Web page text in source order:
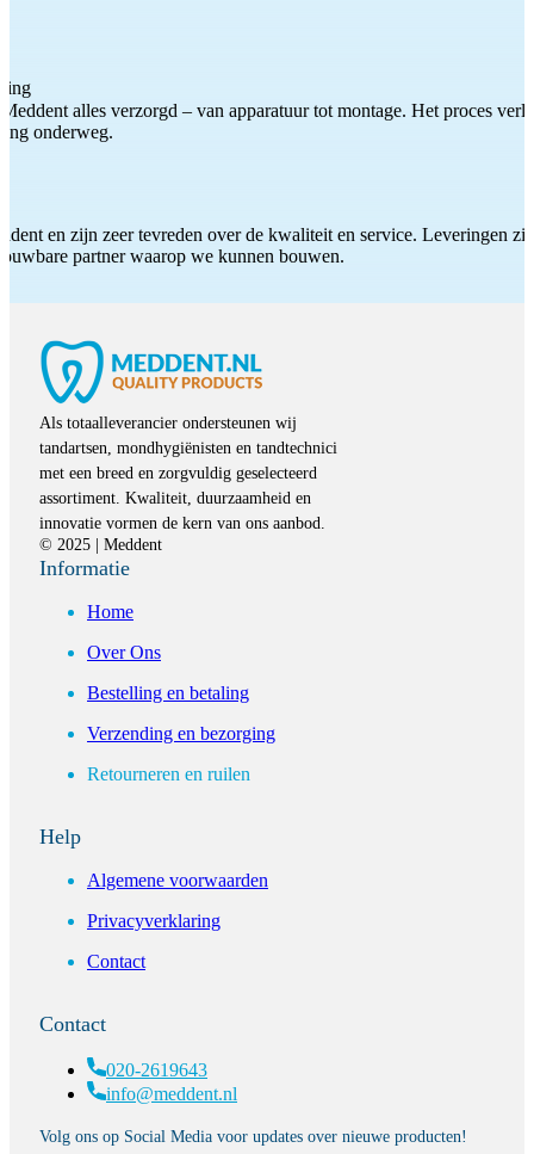
alles verzorgd – van apparatuur tot montage. Het proces
onderweg.
en zijn zeer tevreden over de kwaliteit en service. Leveringen
partner waarop we kunnen bouwen.
Als totaalleverancier ondersteunen wij
tandartsen, mondhygiënisten en tandtechnici
met een breed en zorgvuldig geselecteerd
assortiment. Kwaliteit, duurzaamheid en
innovatie vormen de kern van ons aanbod.
© 2025 | Meddent
Informatie
Home
Over Ons
Bestelling en betaling
Verzending en bezorging
Retourneren en ruilen
Help
Algemene voorwaarden
Privacyverklaring
Contact
Contact
020-2619643
info@meddent.nl
Volg ons op Social Media voor updates over nieuwe producten!